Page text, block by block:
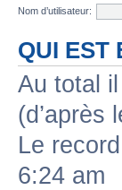
Nom d’utilisateur:
QUI EST
Au total
(d’après
Le
6:24 am